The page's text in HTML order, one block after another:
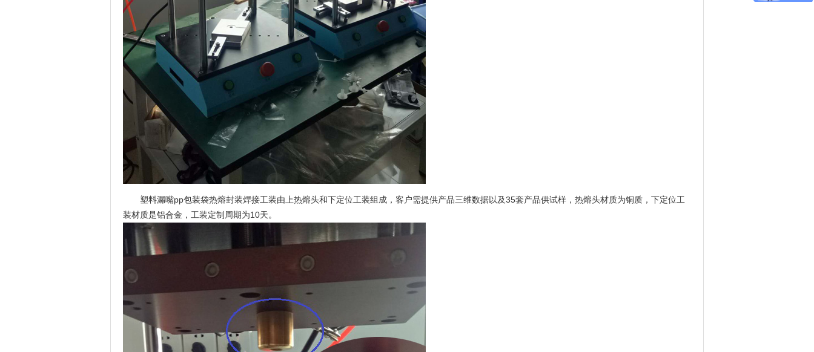
塑料漏嘴pp包装袋热熔封装焊接工装由上热熔头和下定位工装组成，客户需提供产品三维数据以及35套产品供试样，热熔头材质为铜质，下定位工
装材质是铝合金，工装定制周期为10天。